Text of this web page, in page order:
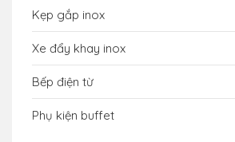
Kẹp gắp inox
Xe đẩy khay inox
Bếp điện từ
Phụ kiện buffet